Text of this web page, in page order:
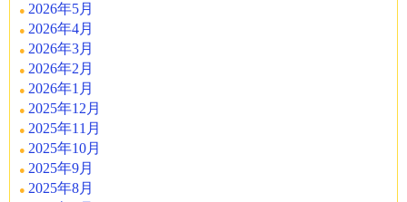
2026年5月
2026年4月
2026年3月
2026年2月
2026年1月
2025年12月
2025年11月
2025年10月
2025年9月
2025年8月